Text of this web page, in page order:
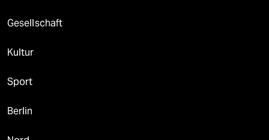
Gesellschaft
Kultur
Sport
Berlin